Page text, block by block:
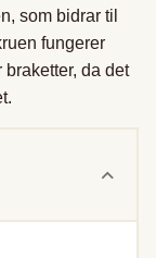
som bidrar til
fungerer
da det